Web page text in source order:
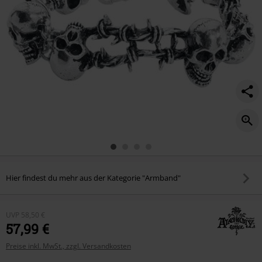
Hier findest du mehr aus der Kategorie "Armband"
UVP 58,50 €
57,99 €
Preise inkl. MwSt., zzgl. Versandkosten